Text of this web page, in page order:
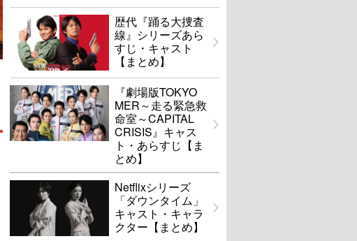
歴代『踊る大捜査
線』シリーズあら
すじ・キャスト
【まとめ】
『劇場版TOKYO
MER～走る緊急救
命室～CAPITAL
CRISIS』キャス
ト・あらすじ【ま
とめ】
Netflixシリーズ
「ダウンタイム」
キャスト・キャラ
クター【まとめ】